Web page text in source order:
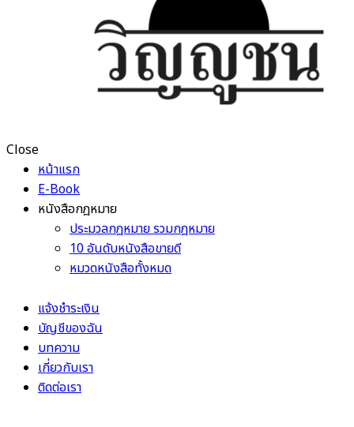
Close
หน้าแรก
E-Book
หนังสือกฎหมาย
ประมวลกฎหมาย รวมกฎหมาย
10 อันดับหนังสือขายดี
หมวดหนังสือทั้งหมด
แจ้งชำระเงิน
บัญชีของฉัน
บทความ
เกี่ยวกับเรา
ติดต่อเรา